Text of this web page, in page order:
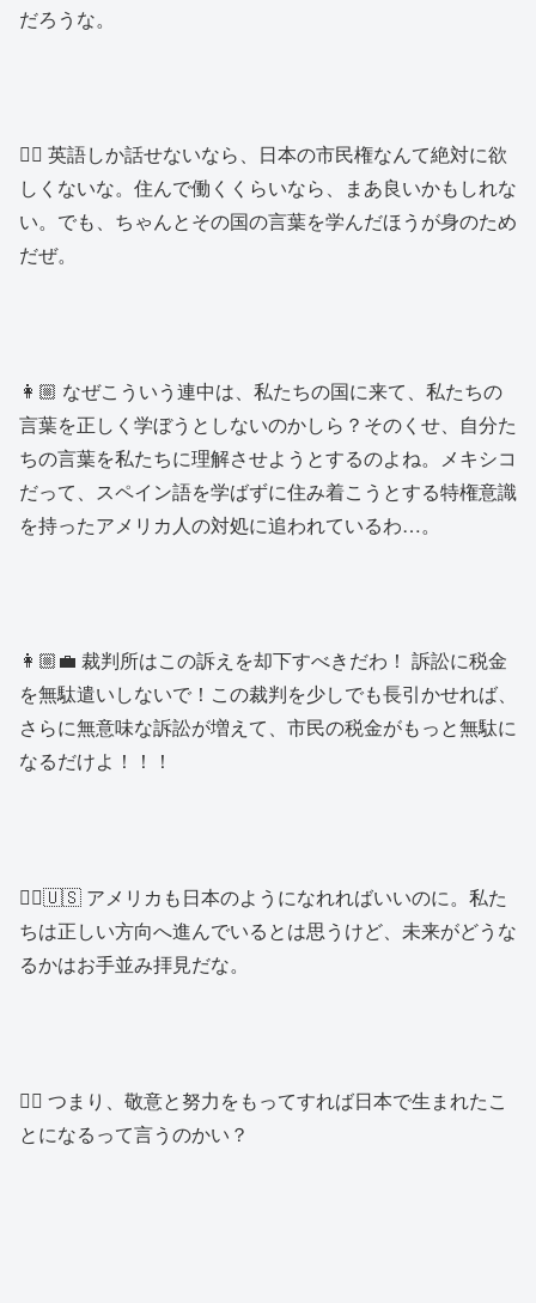
だろうな。
👱‍♂️ 英語しか話せないなら、日本の市民権なんて絶対に欲
しくないな。住んで働くくらいなら、まあ良いかもしれな
い。でも、ちゃんとその国の言葉を学んだほうが身のため
だぜ。
👩🏼 なぜこういう連中は、私たちの国に来て、私たちの
言葉を正しく学ぼうとしないのかしら？そのくせ、自分た
ちの言葉を私たちに理解させようとするのよね。メキシコ
だって、スペイン語を学ばずに住み着こうとする特権意識
を持ったアメリカ人の対処に追われているわ…。
👩🏼‍💼 裁判所はこの訴えを却下すべきだわ！ 訴訟に税金
を無駄遣いしないで！この裁判を少しでも長引かせれば、
さらに無意味な訴訟が増えて、市民の税金がもっと無駄に
なるだけよ！！！
👱‍♂️🇺🇸 アメリカも日本のようになれればいいのに。私た
ちは正しい方向へ進んでいるとは思うけど、未来がどうな
るかはお手並み拝見だな。
👱‍♂️ つまり、敬意と努力をもってすれば日本で生まれたこ
とになるって言うのかい？